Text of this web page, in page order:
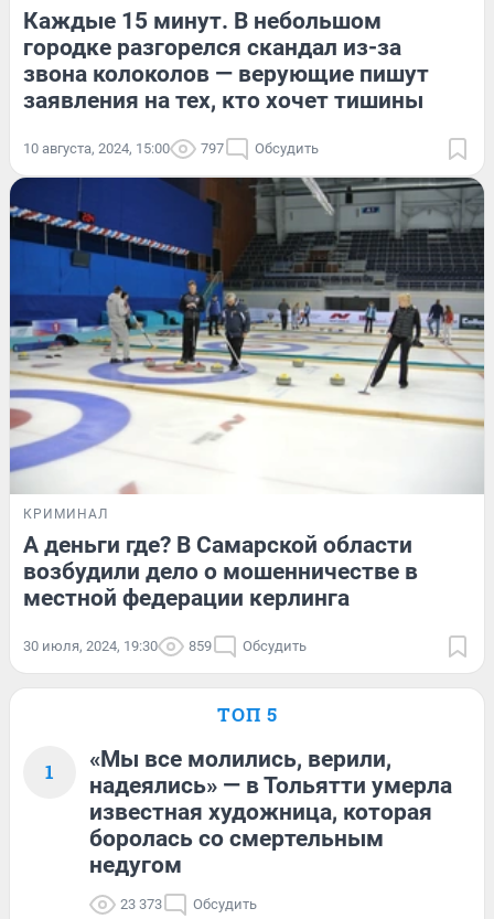
Каждые 15 минут. В небольшом
городке разгорелся скандал из-за
звона колоколов — верующие пишут
заявления на тех, кто хочет тишины
10 августа, 2024, 15:00 797 Обсудить
КРИМИНАЛ
А деньги где? В Самарской области
возбудили дело о мошенничестве в
местной федерации керлинга
30 июля, 2024, 19:30 859 Обсудить
ТОП 5
1
«Мы все молились, верили,
надеялись» — в Тольятти умерла
известная художница, которая
боролась со смертельным
недугом
23 373 Обсудить